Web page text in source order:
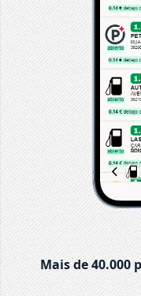
Mais de 40.000